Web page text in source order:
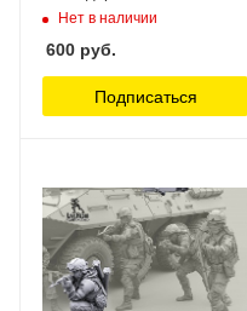
Нет в наличии
600 руб.
Подписаться